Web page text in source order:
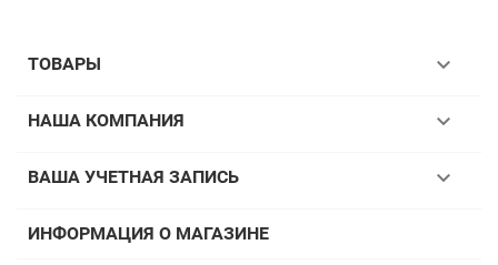
ТОВАРЫ 
НАША КОМПАНИЯ 
ВАША УЧЕТНАЯ ЗАПИСЬ 
ИНФОРМАЦИЯ О МАГАЗИНЕ